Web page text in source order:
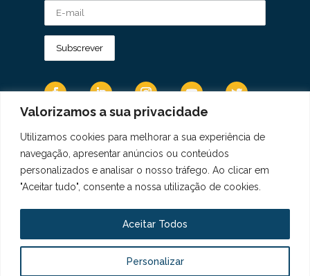
Valorizamos a sua privacidade
Utilizamos cookies para melhorar a sua experiência de
navegação, apresentar anúncios ou conteúdos
personalizados e analisar o nosso tráfego. Ao clicar em
"Aceitar tudo", consente a nossa utilização de cookies.
Personalizar
Aceitar Todos
Os Dados Pessoais são tratados de acordo
com a Diretiva 95/46/CE do Regulamento
Geral sobre a Proteção de Dados.
Copyright © 2021 Real Colégio de Portugal.
Todos os direitos revervados. Conheça a nossa
Política de Privacidadeaqui
Livro de Elogios, Sugestões e Reclamações